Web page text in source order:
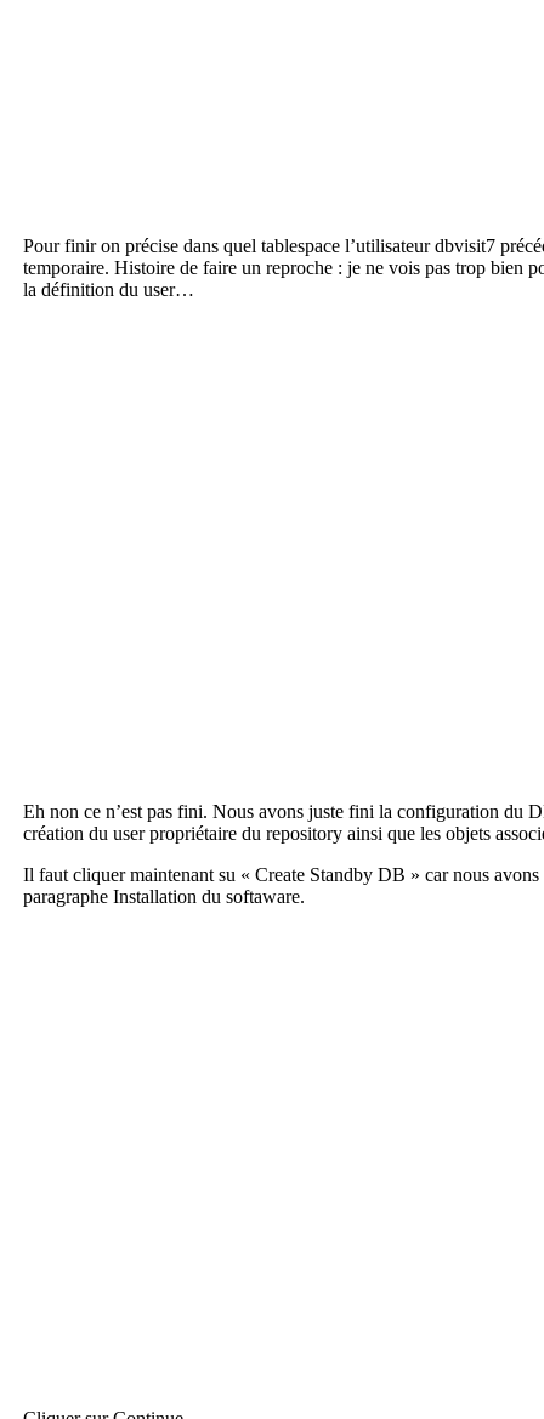
Pour finir on précise dans quel tablespace l’utilisateur dbvisit7
temporaire. Histoire de faire un reproche : je ne vois pas trop bien
la définition du user…
Eh non ce n’est pas fini. Nous avons juste fini la configuration du
création du user propriétaire du repository ainsi que les objets
Il faut cliquer maintenant su « Create Standby DB » car nous
paragraphe Installation du softaware.